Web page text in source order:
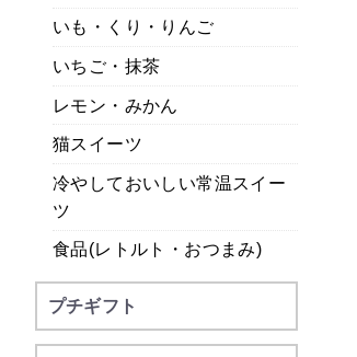
いも・くり・りんご
いちご・抹茶
レモン・みかん
猫スイーツ
冷やしておいしい常温スイー
ツ
食品(レトルト・おつまみ)
プチギフト